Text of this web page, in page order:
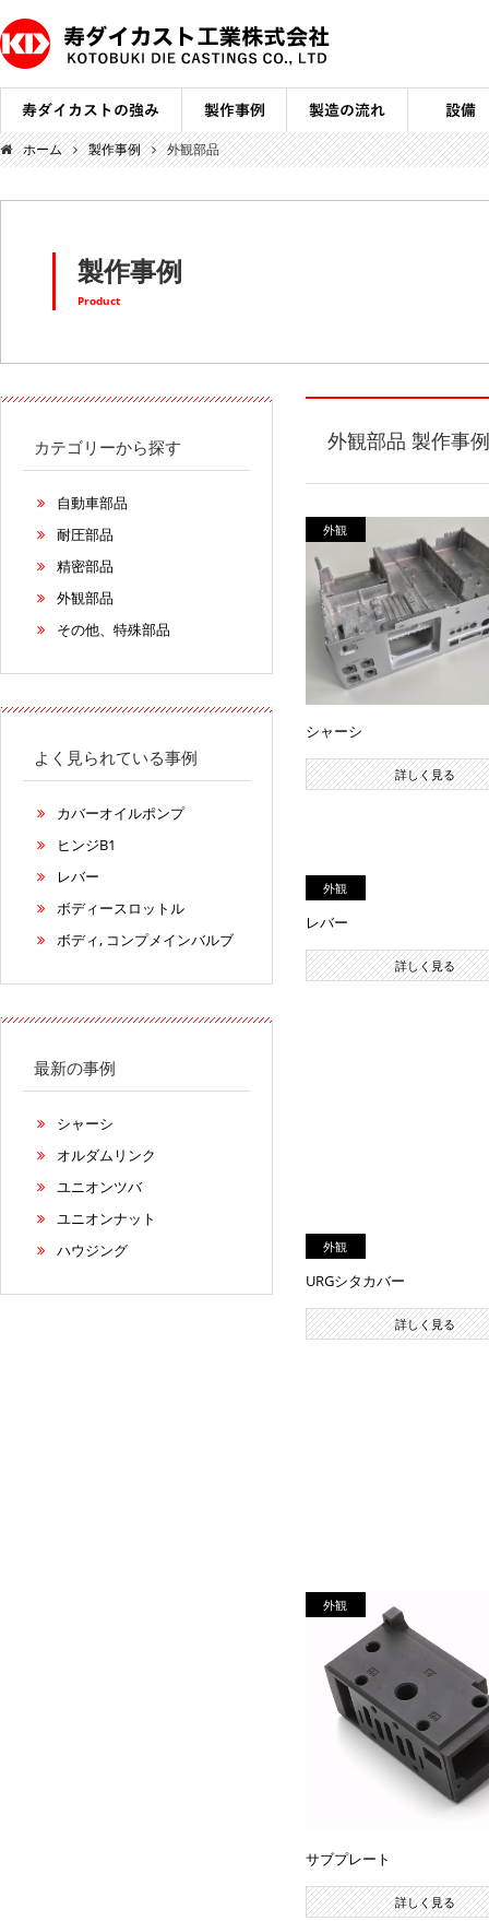
ホーム 製作事例 外観部品
製作事例
Product
外観部品 製作事
外観
シャーシ
詳しく見る
外観
レバー
詳しく見る
外観
URGシタカバー
詳しく見る
外観
サブプレート
詳しく見る
カテゴリーから探す
自動車部品
耐圧部品
精密部品
外観部品
その他、特殊部品
よく見られている事例
カバーオイルポンプ
ヒンジB1
レバー
ボディースロットル
ボディ, コンプメインバルブ
最新の事例
シャーシ
オルダムリンク
ユニオンツバ
ユニオンナット
ハウジング